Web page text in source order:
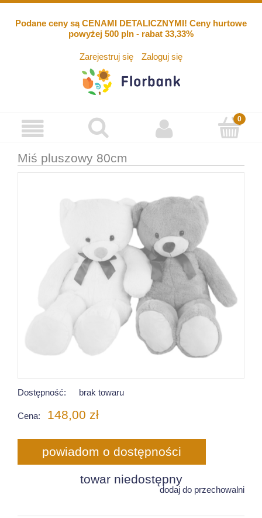
Podane ceny są CENAMI DETALICZNYMI! Ceny hurtowe
powyżej 500 pln - rabat 33,33%
Zarejestruj się Zaloguj się
Miś pluszowy 80cm
Dostępność: brak towaru
Cena: 148,00 zł
powiadom o dostępności
towar niedostępny
dodaj do przechowalni